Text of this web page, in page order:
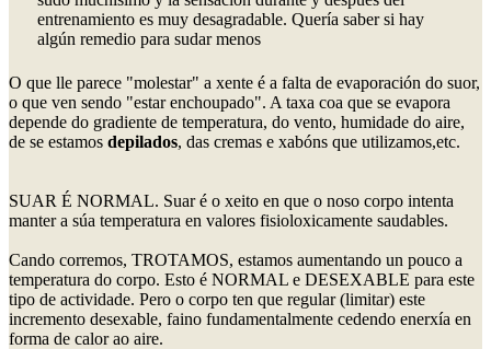
entrenamiento es muy desagradable. Quería saber si hay
algún remedio para sudar menos
O que lle parece "molestar" a xente é a falta de evaporación do suor,
o que ven sendo "estar enchoupado". A taxa coa que se evapora
depende do gradiente de temperatura, do vento, humidade do aire,
de se estamos depilados, das cremas e xabóns que utilizamos,etc.
SUAR É NORMAL. Suar é o xeito en que o noso corpo intenta
manter a súa temperatura en valores fisioloxicamente saudables.
Cando corremos, TROTAMOS, estamos aumentando un pouco a
temperatura do corpo. Esto é NORMAL e DESEXABLE para este
tipo de actividade. Pero o corpo ten que regular (limitar) este
incremento desexable, faino fundamentalmente cedendo enerxía en
forma de calor ao aire.